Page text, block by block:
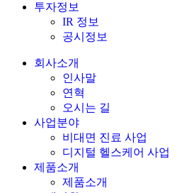
투자정보
IR 정보
공시정보
회사소개
인사말
연혁
오시는 길
사업분야
비대면 진료 사업
디지털 헬스케어 사업
제품소개
제품소개